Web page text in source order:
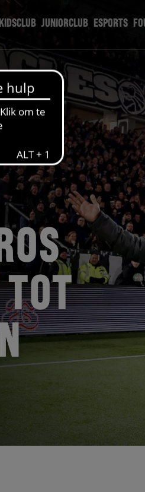
KIDSCLUB JUNIORCLUB ESPORTS